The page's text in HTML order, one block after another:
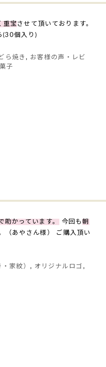
重宝 させて頂いております。
(30個入り)
ら焼き, お客様の声・レビ
子
かっています。 今回も朝
（あやさん様） ご購入頂い
・家紋）, オリジナルロゴ ,